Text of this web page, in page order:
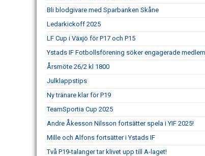
Bli blodgivare med Sparbanken Skåne
Ledarkickoff 2025
LF Cup i Växjö för P17 och P15
Ystads IF Fotbollsförening söker engagerade
Årsmöte 26/2 kl 1800
Julklappstips
Ny tränare klar för P19
TeamSportia Cup 2025
Andre Åkesson Nilsson fortsätter spela i YIF 2025!
Mille och Alfons fortsätter i Ystads IF
Två P19-talanger tar klivet upp till A-laget!